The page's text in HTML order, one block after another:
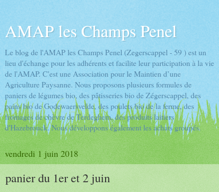
AMAP les Champs Penel
Le blog de l'AMAP les Champs Penel (Zegerscappel - 59 ) est un
lieu d'échange pour les adhérents et facilite leur participation à la vie
de l'AMAP. C'est une Association pour le Maintien d’une
Agriculture Paysanne. Nous proposons plusieurs formules de
paniers de légumes bio, des pâtisseries bio de Zégerscappel, des
pains bio de Godewaersvelde, des poulets bio de la ferme, des
fromages de chèvre de Terdeghem, des produits laitiers
d'Hazebrouck. Nous développons également les achats groupés.
vendredi 1 juin 2018
panier du 1er et 2 juin